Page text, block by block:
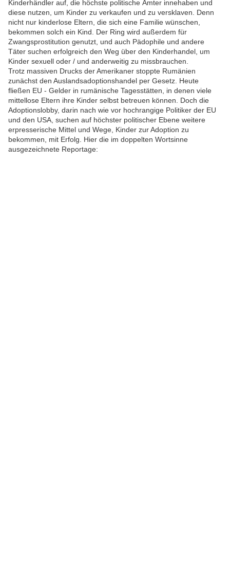
Kinderhändler auf, die höchste politische Ämter innehaben und
diese nutzen, um Kinder zu verkaufen und zu versklaven. Denn
nicht nur kinderlose Eltern, die sich eine Familie wünschen,
bekommen solch ein Kind. Der Ring wird außerdem für
Zwangsprostitution genutzt, und auch Pädophile und andere
Täter suchen erfolgreich den Weg über den Kinderhandel, um
Kinder sexuell oder / und anderweitig zu missbrauchen.
Trotz massiven Drucks der Amerikaner stoppte Rumänien
zunächst den Auslandsadoptionshandel per Gesetz. Heute
fließen EU - Gelder in rumänische Tagesstätten, in denen viele
mittellose Eltern ihre Kinder selbst betreuen können. Doch die
Adoptionslobby, darin nach wie vor hochrangige Politiker der EU
und den USA, suchen auf höchster politischer Ebene weitere
erpresserische Mittel und Wege, Kinder zur Adoption zu
bekommen, mit Erfolg. Hier die im doppelten Wortsinne
ausgezeichnete Reportage: